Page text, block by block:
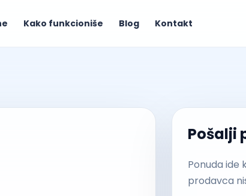
Kako funkcioniše Blog Kontakt
Pošalji
Ponuda ide
prodavca